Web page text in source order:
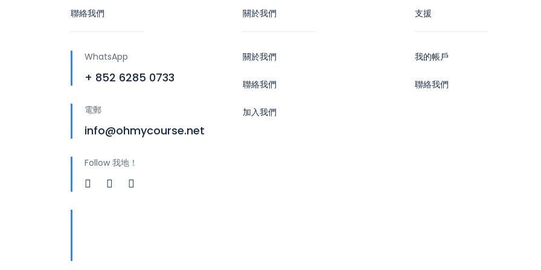
聯絡我們
WhatsApp
+ 852 6285 0733
電郵
info@ohmycourse.net
Follow 我地！
關於我們
關於我們
聯絡我們
加入我們
支援
我的帳戶
聯絡我們